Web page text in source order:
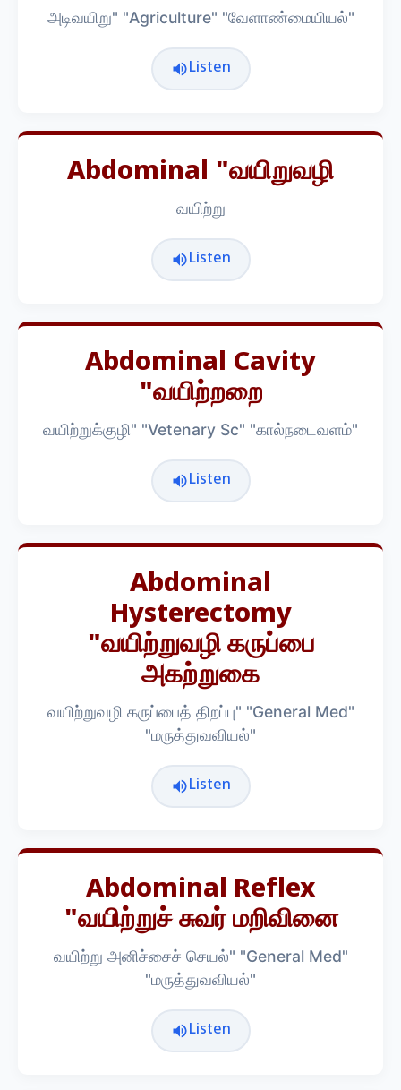
அடிவயிறு" "Agriculture" "வேளாண்மையியல்"
Listen
Abdominal "வயிறுவழி
வயிற்று
Listen
Abdominal Cavity
"வயிற்றறை
வயிற்றுக்குழி" "Vetenary Sc" "கால்நடைவளம்"
Listen
Abdominal
Hysterectomy
"வயிற்றுவழி கருப்பை
அகற்றுகை
வயிற்றுவழி கருப்பைத் திறப்பு" "General Med"
"மருத்துவவியல்"
Listen
Abdominal Reflex
"வயிற்றுச் சுவர் மறிவினை
வயிற்று அனிச்சைச் செயல்" "General Med"
"மருத்துவவியல்"
Listen